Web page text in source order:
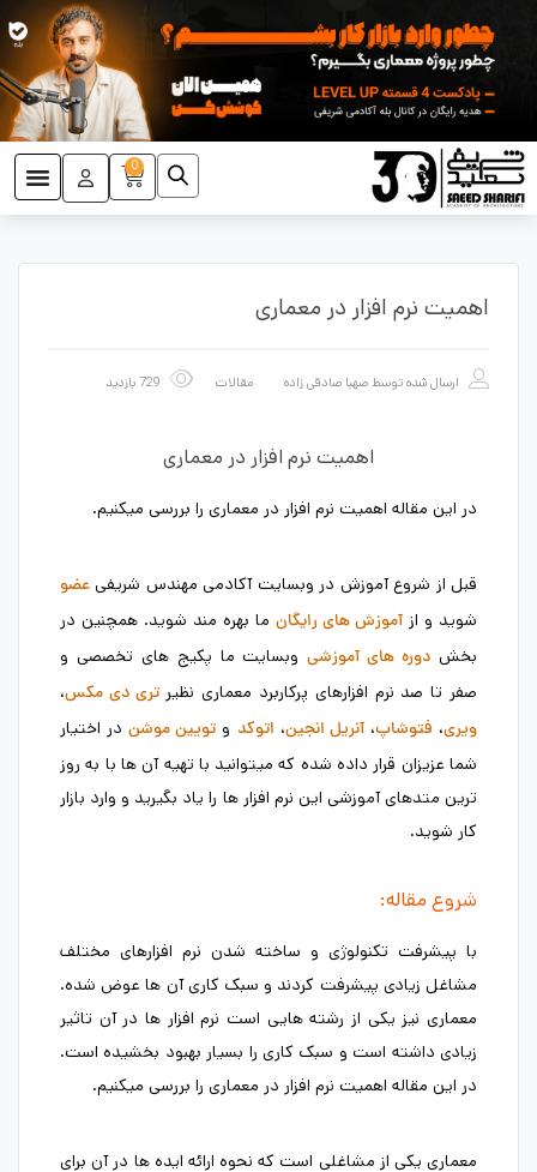
0
اهمیت نرم افزار در معماری
ارسال شده توسط صهبا صادقی زاده مقالات
اهمیت نرم افزار در معماری
در این مقاله اهمیت نرم افزار در معماری را بررسی میکنیم.
قبل از شروع آموزش در وبسایت آکادمی مهندس شریفی عضو
شوید و ازآموزش های رایگان ما بهره مند شوید. همچنین در
بخش دوره های آموزشیوبسایت ما پکیج های تخصصی و
صفر تا صد نرم افزارهای پرکاربرد معماری نظیرتری دی مکس،
ویری، فتوشاپ،آنریل انجین، اتوکد و تویین موشندر اختیار
شما عزیزان قرار داده شده که میتوانید با تهیه آن ها با به روز
ترین متدهای آموزشی این نرم افزار ها را یاد بگیرید و وارد بازار
کار شوید.
شروع مقاله:
با پیشرفت تکنولوژی و ساخته شدن نرم افزارهای مختلف
مشاغل زیادی پیشرفت کردند و سبک کاری آن ها عوض شده.
معماری نیز یکی از رشته هایی است نرم افزار ها در آن تاثیر
زیادی داشته است و سبک کاری را بسیار بهبود بخشیده است.
در این مقاله اهمیت نرم افزار در معماری را بررسی میکنیم.
معماری یکی از مشاغلی است که نحوه ارائه ایده ها در آن برای